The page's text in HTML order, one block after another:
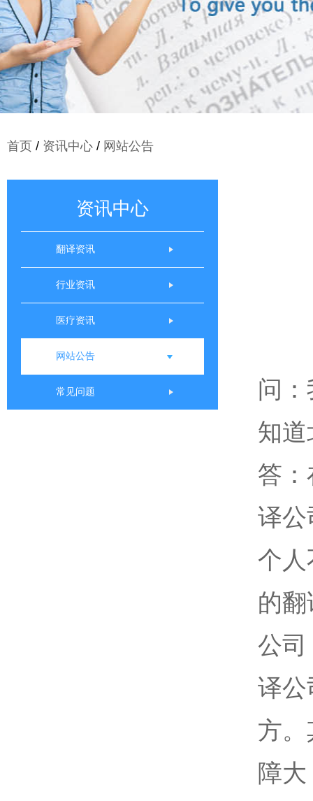
首页 / 资讯中心 / 网站公告
资讯中心
翻译资讯
行业资讯
医疗资讯
网站公告
常见问题
问
知
答
译公
个
的
公司
译公
方
障